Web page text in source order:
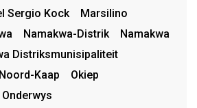
Sergio Kock
Marsilino
Namakwa-Distrik
Namakwa
Distriksmunisipaliteit
Noord-Kaap
Okiep
Onderwys